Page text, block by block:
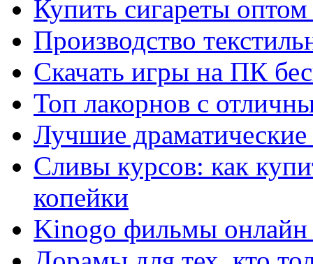
Купить сигареты
Производство
Скачать игры на ПК
Топ лакорнов с
Лучшие
Сливы курсов: как
копейки
Kinogo фильмы онлайн